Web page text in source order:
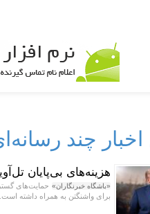
چند
هزینه‌های بی‌پایان
«باشگاه خبرنگاران» حمایت‌های
برای واشنگتن به همراه داشته است.